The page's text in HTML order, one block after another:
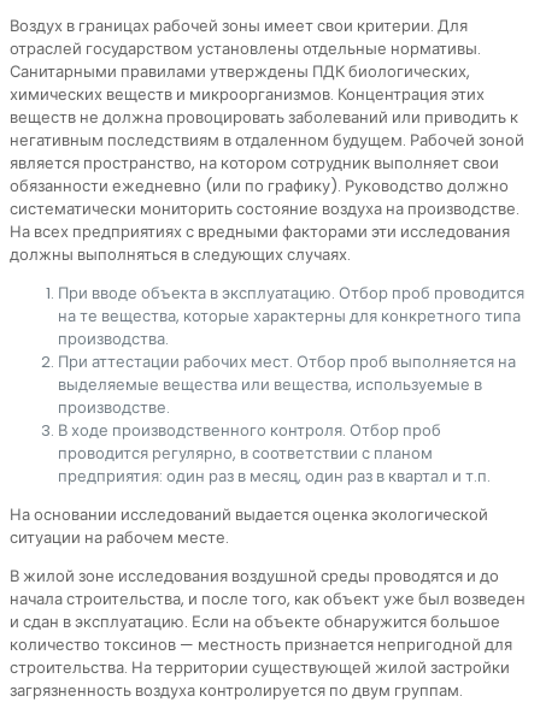
Воздух в границах рабочей зоны имеет свои критерии. Для
отраслей государством установлены отдельные нормативы.
Санитарными правилами утверждены ПДК биологических,
химических веществ и микроорганизмов. Концентрация этих
веществ не должна провоцировать заболеваний или приводить к
негативным последствиям в отдаленном будущем. Рабочей зоной
является пространство, на котором сотрудник выполняет свои
обязанности ежедневно (или по графику). Руководство должно
систематически мониторить состояние воздуха на производстве.
На всех предприятиях с вредными факторами эти исследования
должны выполняться в следующих случаях.
При вводе объекта в эксплуатацию. Отбор проб проводится
на те вещества, которые характерны для конкретного типа
производства.
При аттестации рабочих мест. Отбор проб выполняется на
выделяемые вещества или вещества, используемые в
производстве.
В ходе производственного контроля. Отбор проб
проводится регулярно, в соответствии с планом
предприятия: один раз в месяц, один раз в квартал и т.п.
На основании исследований выдается оценка экологической
ситуации на рабочем месте.
В жилой зоне исследования воздушной среды проводятся и до
начала строительства, и после того, как объект уже был возведен
и сдан в эксплуатацию. Если на объекте обнаружится большое
количество токсинов — местность признается непригодной для
строительства. На территории существующей жилой застройки
загрязненность воздуха контролируется по двум группам.